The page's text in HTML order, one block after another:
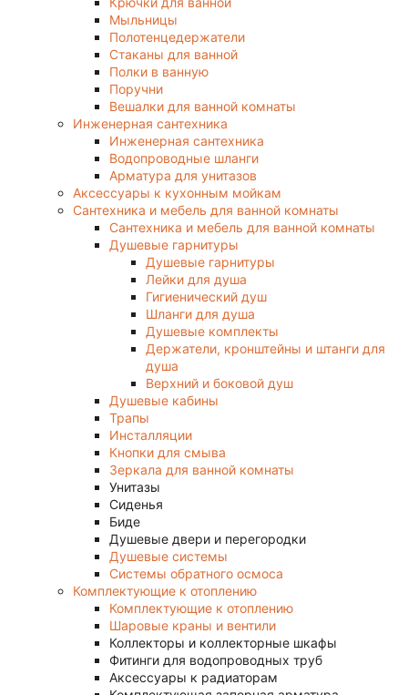
Мыльницы
Полотенцедержатели
Стаканы для ванной
Полки в ванную
Поручни
Вешалки для ванной комнаты
Инженерная сантехника
Инженерная сантехника
Водопроводные шланги
Арматура для унитазов
Аксессуары к кухонным мойкам
Сантехника и мебель для ванной комнаты
Сантехника и мебель для ванной комнаты
Душевые гарнитуры
Душевые гарнитуры
Лейки для душа
Гигиенический душ
Шланги для душа
Душевые комплекты
Держатели, кронштейны и штанги для
душа
Верхний и боковой душ
Душевые кабины
Трапы
Инсталляции
Кнопки для смыва
Зеркала для ванной комнаты
Унитазы
Сиденья
Биде
Душевые двери и перегородки
Душевые системы
Системы обратного осмоса
Комплектующие к отоплению
Комплектующие к отоплению
Шаровые краны и вентили
Коллекторы и коллекторные шкафы
Фитинги для водопроводных труб
Аксессуары к радиаторам